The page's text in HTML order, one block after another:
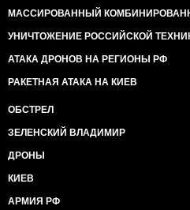
МАССИРОВАННЫЙ
УНИЧТОЖЕНИЕ РОССИЙСКОЙ
АТАКА ДРОНОВ НА РЕГИОНЫ РФ
РАКЕТНАЯ АТАКА НА КИЕВ
ОБСТРЕЛ
ЗЕЛЕНСКИЙ ВЛАДИМИР
ДРОНЫ
КИЕВ
АРМИЯ РФ